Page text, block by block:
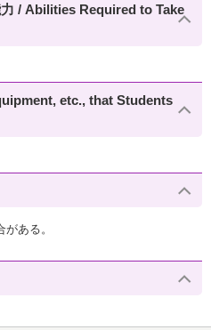
/ Abilities Required to Take
etc., that Students
ある。